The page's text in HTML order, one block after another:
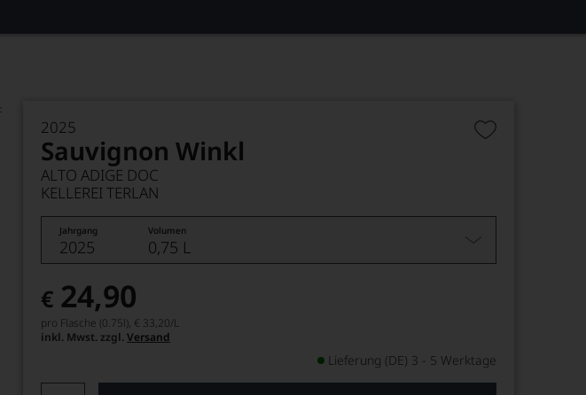
2025
Sauvignon Winkl
ALTO ADIGE DOC
KELLEREI TERLAN
Jahrgang Volumen
2025 0,75 L
€ 24,90
pro Flasche (0.75l), € 33,20/L
inkl. Mwst. zzgl.Versand
Lieferung (DE) 3 - 5 Werktage